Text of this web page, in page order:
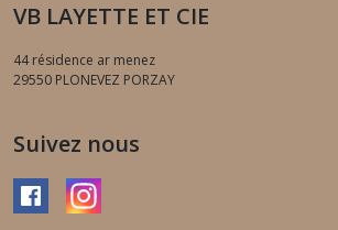
VB LAYETTE ET CIE
44 résidence ar menez
29550 PLONEVEZ PORZAY
Suivez nous